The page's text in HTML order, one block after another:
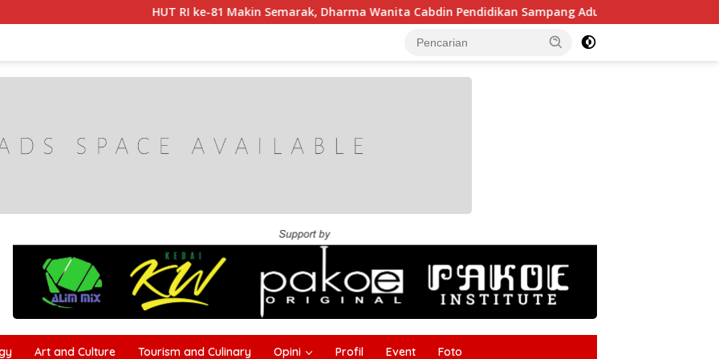
HUT RI ke-81 Makin Semarak, Dharma Wanita Cabdin Pendidikan Sampang Adu Kekompakan Lewat Lomba
Art and Culture Tourism and Culinary Opini Profil Event Foto